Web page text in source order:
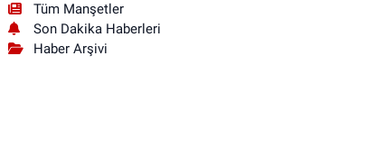
Tüm Manşetler
Son Dakika Haberleri
Haber Arşivi